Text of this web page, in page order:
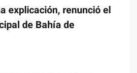
explicación, renunció el
de Bahía de